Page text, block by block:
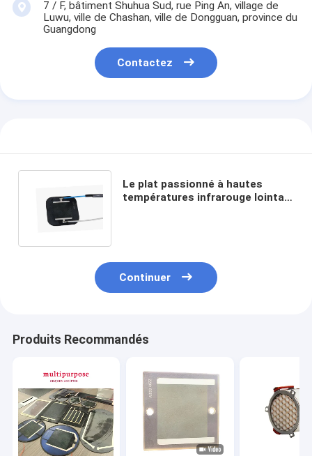
7 / F, bâtiment Shuhua Sud, rue Ping An, village de
Luwu, ville de Chashan, ville de Dongguan, province du
Guangdong
Contactez
Le plat passionné à hautes
températures infrarouge lointain
Continuer
Produits Recommandés